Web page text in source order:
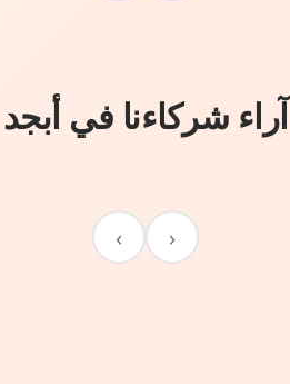
آراء شركاءنا في أبجد
‹
›